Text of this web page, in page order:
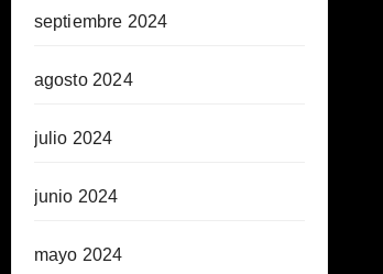
septiembre 2024
agosto 2024
julio 2024
junio 2024
mayo 2024